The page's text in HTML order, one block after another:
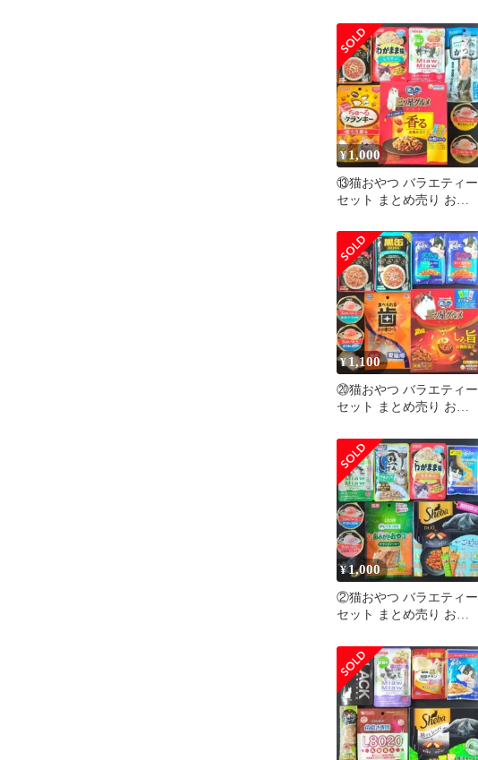
猫の餌
¥1,000
⑬猫おやつ バラエティー
セット まとめ売り お試
猫の餌
¥ 1,100
⑳猫おやつ バラエティー
セット まとめ売り お試
猫の餌
¥1,000
②猫おやつ バラエティー
セット まとめ売り お試
猫の餌